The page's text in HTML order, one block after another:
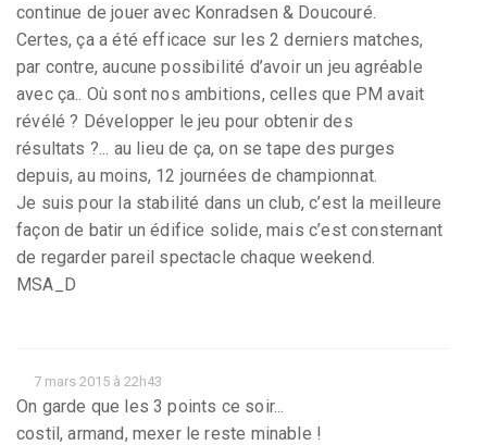
continue de jouer avec Konradsen & Doucouré.
Certes, ça a été efficace sur les 2 derniers matches,
par contre, aucune possibilité d’avoir un jeu agréable
avec ça.. Où sont nos ambitions, celles que PM avait
révélé ? Développer le jeu pour obtenir des
résultats ?... au lieu de ça, on se tape des purges
depuis, au moins, 12 journées de championnat.
Je suis pour la stabilité dans un club, c’est la meilleure
façon de batir un édifice solide, mais c’est consternant
de regarder pareil spectacle chaque weekend.
MSA_D
7 mars 2015 à 22h43
On garde que les 3 points ce soir...
costil, armand, mexer le reste minable !